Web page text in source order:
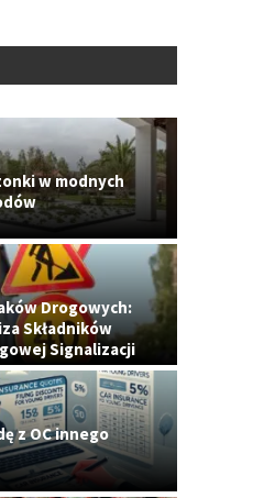
w modnych
Drogowych:
Składników
Signalizacji
z OC innego